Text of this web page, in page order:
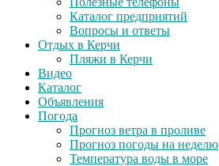
Каталог предприятий
Вопросы и ответы
Отдых в Керчи
Пляжи в Керчи
Видео
Каталог
Объявления
Погода
Прогноз ветра в проливе
Прогноз погоды на неделю
Температура воды в море